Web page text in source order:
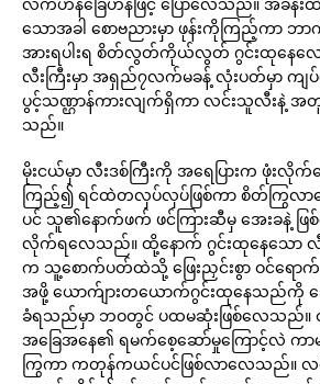
သောအခါ စောဗညားမှာ ဖုန်းကိုကြည့်ကာ ဘ
အားရပါးရ စိတ်လွတ်ကိုယ်လွတ် ဂွင်းထုနေလ
လီးကြီးမှာ အရှည်၇လက်မခန့် လုံးပတ်မှာ ကျ
ပွင့်သဏ္ဌာန်ကားလျက်ရှိကာ လင်းသူလီးနဲ့
သည်။
မိုးငယ်မှာ လီးဒစ်ကြီးကို အရေပြားက ဖုံးလို
ကြည့်၍ ရင်ထဲတလှပ်လှပ်ဖြစ်ကာ စိတ်ကြွလာ
ပင် သူ၏နောက်ဖက် ဖင်ကြားဆီမှ အေးခနဲ့ ဖ
လိုက်ရလေသည်။ ထို့နောက် ဂွင်းထုနေသော လီ
က သူ့စောက်ပတ်ထဲသို့ ဖြေးညှင်းစွာ ဝင်ရေ
အဖို့ ယောက်ျားတယောက်ဂွင်းထုနေသည်ကို ချ
ခံရသည်မှာ ဘဝတွင် ပထမဆုံးဖြစ်လေသည်။ ထူ
အခြေအနေ၏ ရမက်စေ့ဆော်မှုကြောင့်လဲ က
ကြွကာ ကတုန်ကယင်ပင်ဖြစ်လာလေသည်